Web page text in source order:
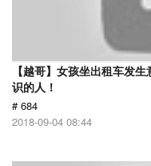
【越哥】女孩坐出租车发
识的人！
# 684
2018-09-04 08:44